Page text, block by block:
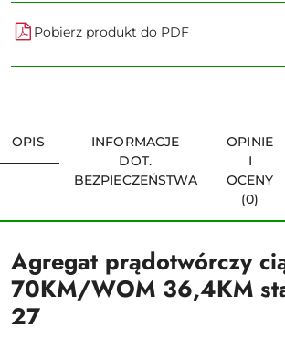
Pobierz produkt do PDF
OPIS
INFORMACJE
DOT.
BEZPIECZEŃSTWA
OPINIE
I
OCENY
(0)
Agregat prądotwórczy
70KM/WOM 36,4KM
27